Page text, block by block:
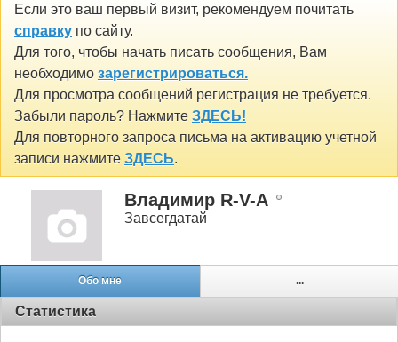
Если это ваш первый визит, рекомендуем почитать
справку по сайту.
Для того, чтобы начать писать сообщения, Вам
необходимо зарегистрироваться.
Для просмотра сообщений регистрация не требуется.
Забыли пароль? Нажмите ЗДЕСЬ!
Для повторного запроса письма на активацию учетной
записи нажмите ЗДЕСЬ.
Владимир R-V-A
Завсегдатай
Обо мне ...
Статистика